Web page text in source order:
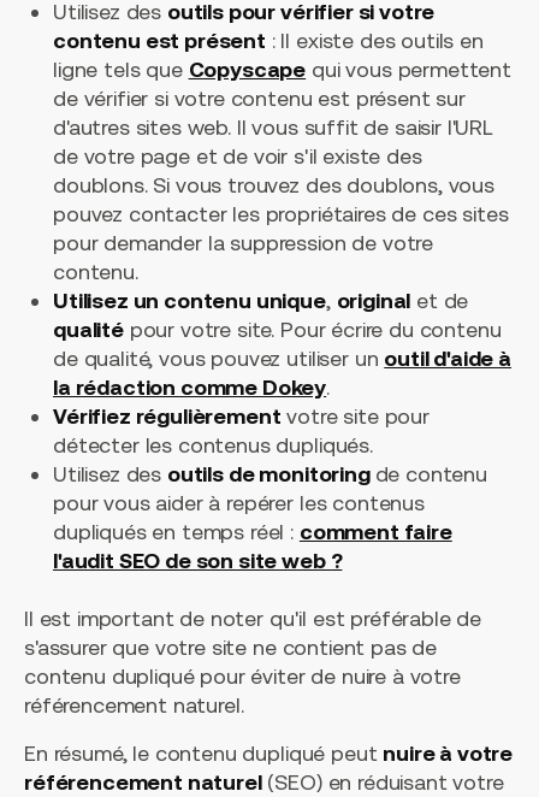
Utilisez des outils pour vérifier si votre
contenu est présent : Il existe des outils en
ligne tels que Copyscape qui vous permettent
de vérifier si votre contenu est présent sur
d'autres sites web. Il vous suffit de saisir l'URL
de votre page et de voir s'il existe des
doublons. Si vous trouvez des doublons, vous
pouvez contacter les propriétaires de ces sites
pour demander la suppression de votre
contenu.
Utilisez un contenu unique, original et de
qualitépour votre site. Pour écrire du contenu
de qualité, vous pouvez utiliser un outil d'aide à
la rédaction comme Dokey.
Vérifiez régulièrement votre site pour
détecter les contenus dupliqués.
Utilisez des outils de monitoring de contenu
pour vous aider à repérer les contenus
dupliqués en temps réel : comment faire
l'audit SEO de son site web ?
Il est important de noter qu'il est préférable de
s'assurer que votre site ne contient pas de
contenu dupliqué pour éviter de nuire à votre
référencement naturel.
En résumé, le contenu dupliqué peut nuire à votre
référencement naturel(SEO) en réduisant votre